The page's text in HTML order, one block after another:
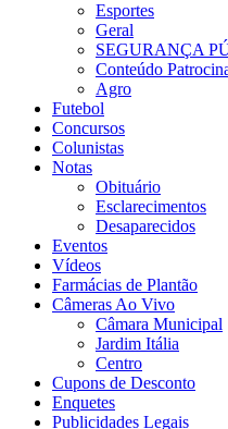
Esportes
Geral
SEGURANÇA
Conteúdo
Agro
Futebol
Concursos
Colunistas
Notas
Obituário
Esclarecimentos
Desaparecidos
Eventos
Vídeos
Farmácias de Plantão
Câmeras Ao Vivo
Câmara Municipal
Jardim Itália
Centro
Cupons de Desconto
Enquetes
Publicidades Legais